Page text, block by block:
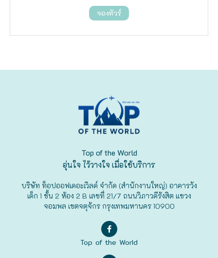
จองทัวร์
Top of the World
อุ่นใจ ไว้วางใจ เมื่อใช้บริการ
บริษัท ท็อปออฟเดอะเวิลด์ จำกัด (สำนักงานใหญ่) อาคารวัง
เด็ก 1 ชั้น 2 ห้อง 2 B เลขที่ 21/7 ถนนวิภาวดีรังสิต แขวง
จอมพล เขตจตุจักร กรุงเทพมหานคร 10900
Top of the World